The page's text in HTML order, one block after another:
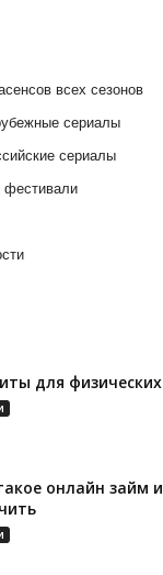
всех сезонов
сериалы
сериалы
для
онлайн займ и